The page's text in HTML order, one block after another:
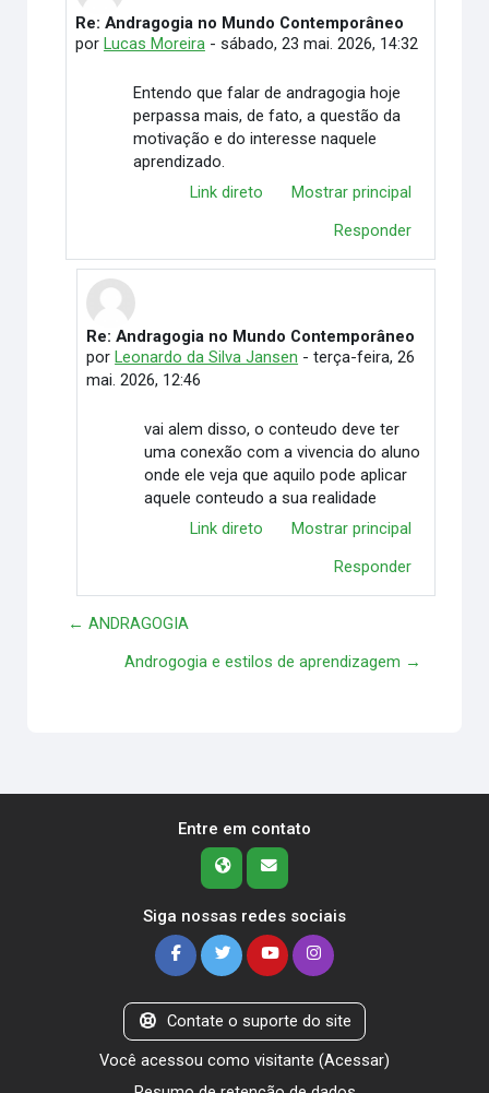
Em resposta à Taiã Mairon Peixoto Ribeiro
Re: Andragogia no Mundo Contemporâneo
por Lucas Moreira- sábado, 23 mai. 2026, 14:32
Entendo que falar de andragogia hoje
perpassa mais, de fato, a questão da
motivação e do interesse naquele
aprendizado.
Link direto
Mostrar principal
Responder
Em resposta à Lucas Moreira
Re: Andragogia no Mundo Contemporâneo
por Leonardo da Silva Jansen -terça-feira, 26
mai. 2026, 12:46
vai alem disso, o conteudo deve ter
uma conexão com a vivencia do aluno
onde ele veja que aquilo pode aplicar
aquele conteudo a sua realidade
Link direto
Mostrar principal
Responder
← ANDRAGOGIA
Androgogia e estilos de aprendizagem →
Entre em contato
Siga nossas redes sociais
Contate o suporte do site
Você acessou como visitante (Acessar)